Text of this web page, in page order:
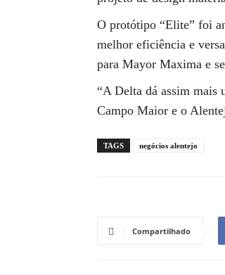
O protótipo “Elite” foi
melhor eficiência e
para Mayor Maxima e
“A Delta dá assim mais
Campo Maior e o
TAGS negócios alentejo
Compartilhado